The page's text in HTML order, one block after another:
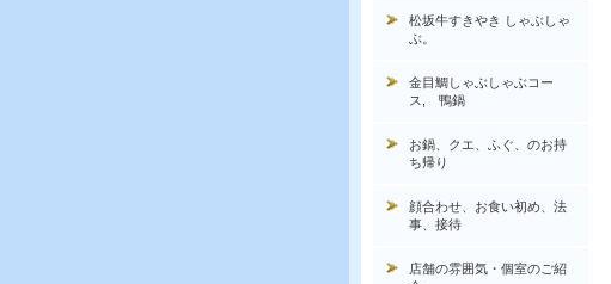
松坂牛すきやき しゃぶしゃ
ぶ。
金目鯛しゃぶしゃぶコー
ス, 鴨鍋
お鍋、クエ、ふぐ、のお持
ち帰り
顔合わせ、お食い初め、法
事、接待
店舗の雰囲気・個室のご紹